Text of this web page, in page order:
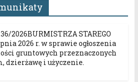
2026BURMISTRZA STAREGO
2026 r. w sprawie ogłoszenia
gruntowych przeznaczonych
dzierżawę i użyczenie.